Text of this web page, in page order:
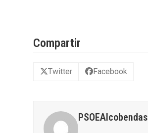
Compartir
Twitter Facebook
PSOEAlcobendas